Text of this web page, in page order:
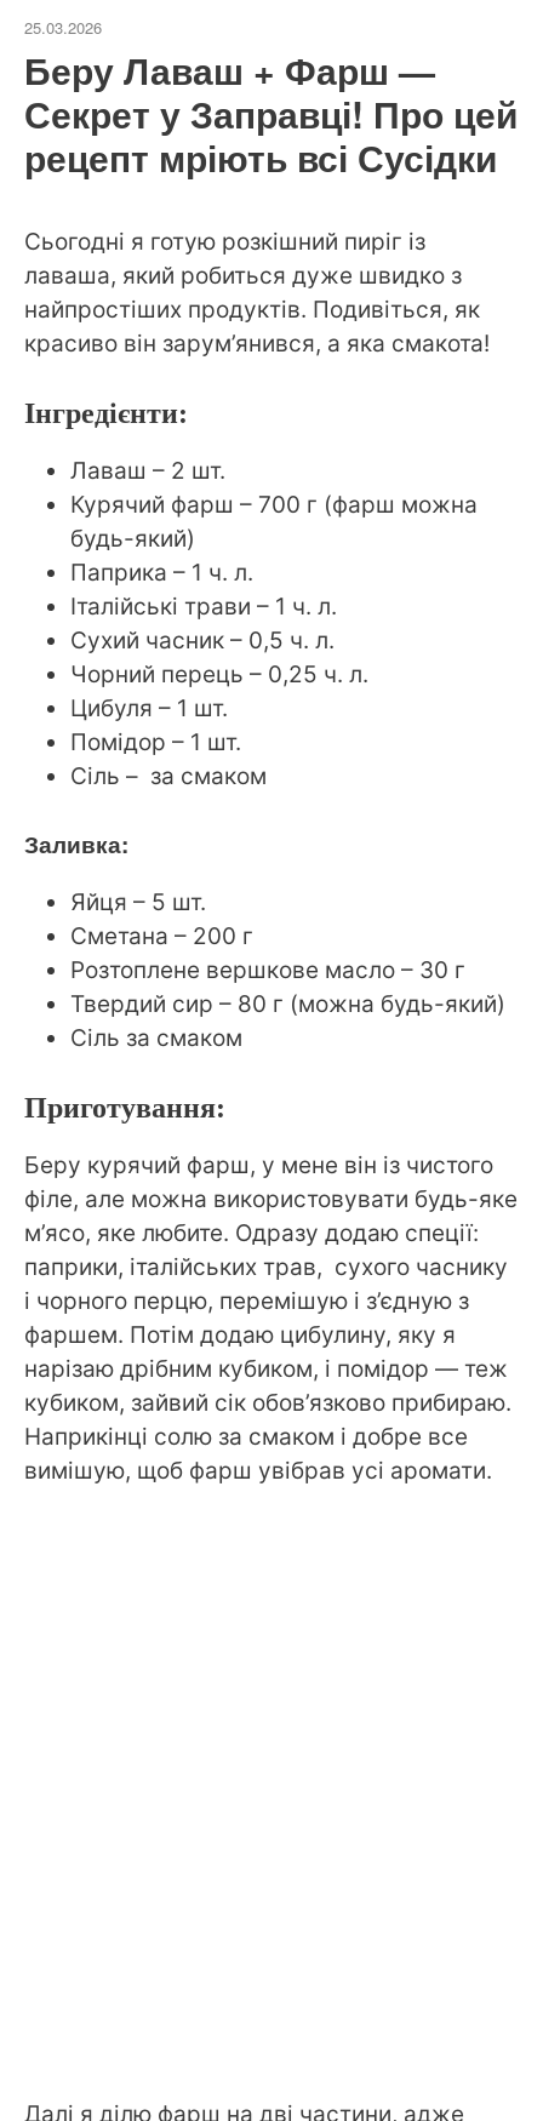
25.03.2026
Беру Лаваш + Фарш —
Секрет у Заправці! Про цей
рецепт мріють всі Сусідки
Сьогодні я готую розкішний пиріг із
лаваша, який робиться дуже швидко з
найпростіших продуктів. Подивіться, як
красиво він зарум’янився, а яка смакота!
Інгредієнти:
Лаваш – 2 шт.
Курячий фарш – 700 г (фарш можна
будь-який)
Паприка – 1 ч. л.
Італійські трави – 1 ч. л.
Сухий часник – 0,5 ч. л.
Чорний перець – 0,25 ч. л.
Цибуля – 1 шт.
Помідор – 1 шт.
Сіль – за смаком
Заливка:
Яйця – 5 шт.
Сметана – 200 г
Розтоплене вершкове масло – 30 г
Твердий сир – 80 г (можна будь-який)
Сіль за смаком
Приготування:
Беру курячий фарш, у мене він із чистого
філе, але можна використовувати будь-яке
м’ясо, яке любите. Одразу додаю спеції:
паприки, італійських трав, сухого часнику
і чорного перцю, перемішую і з’єдную з
фаршем. Потім додаю цибулину, яку я
нарізаю дрібним кубиком, і помідор — теж
кубиком, зайвий сік обов’язково прибираю.
Наприкінці солю за смаком і добре все
вимішую, щоб фарш увібрав усі аромати.
Далі я ділю фарш на дві частини, адже